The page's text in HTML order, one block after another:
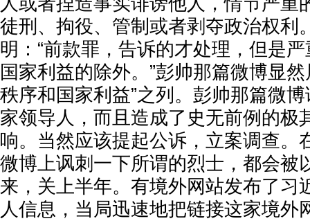
徒刑、拘役、管制或者剥夺政治权利
明：“前款罪，告诉的才处理，但是
国家利益的除外。”彭帅那篇微博显
秩序和国家利益”之列。彭帅那篇微
家领导人，而且造成了史无前例的极
响。当然应该提起公诉，立案调查。
微博上讽刺一下所谓的烈士，都会被
来，关上半年。有境外网站发布了习
人信息，当局迅速地把链接这家境外